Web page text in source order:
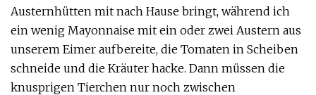
Austernhütten mit nach Hause bringt, während ich
ein wenig Mayonnaise mit ein oder zwei Austern aus
unserem Eimer aufbereite, die Tomaten in Scheiben
schneide und die Kräuter hacke. Dann müssen die
knusprigen Tierchen nur noch zwischen